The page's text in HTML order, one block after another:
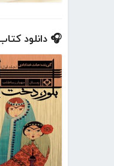
🎧 دانلود